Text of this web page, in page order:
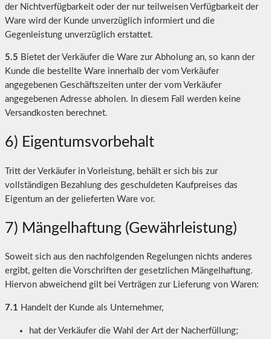
der Nichtverfügbarkeit oder der nur teilweisen Verfügbarkeit der
Ware wird der Kunde unverzüglich informiert und die
Gegenleistung unverzüglich erstattet.
5.5 Bietet der Verkäufer die Ware zur Abholung an, so kann der
Kunde die bestellte Ware innerhalb der vom Verkäufer
angegebenen Geschäftszeiten unter der vom Verkäufer
angegebenen Adresse abholen. In diesem Fall werden keine
Versandkosten berechnet.
6) Eigentumsvorbehalt
Tritt der Verkäufer in Vorleistung, behält er sich bis zur
vollständigen Bezahlung des geschuldeten Kaufpreises das
Eigentum an der gelieferten Ware vor.
7) Mängelhaftung (Gewährleistung)
Soweit sich aus den nachfolgenden Regelungen nichts anderes
ergibt, gelten die Vorschriften der gesetzlichen Mängelhaftung.
Hiervon abweichend gilt bei Verträgen zur Lieferung von Waren:
7.1 Handelt der Kunde als Unternehmer,
hat der Verkäufer die Wahl der Art der Nacherfüllung;